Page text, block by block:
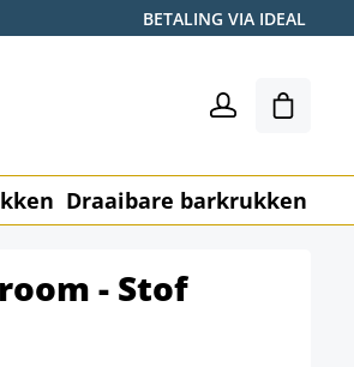
BETALING VIA IDEAL
Draaibare barkrukken
- Stof